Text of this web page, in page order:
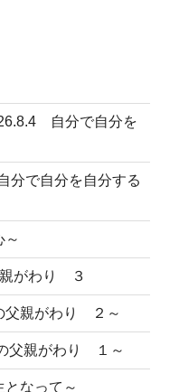
自分で自分を
分で自分を自分する
がわり ３
親がわり ２～
父親がわり １～
なって～